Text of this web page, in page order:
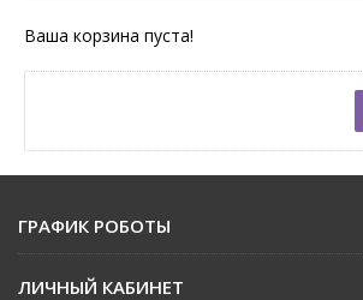
Ваша корзина пуста!
ГРАФИК РОБОТЫ
ЛИЧНЫЙ КАБИНЕТ